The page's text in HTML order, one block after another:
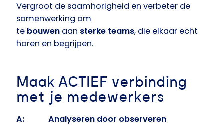
Vergroot de saamhorigheid en verbeter de
samenwerking om
te bouwen aan sterke teams, die elkaar echt
horen en begrijpen.
Maak ACTIEF verbinding
met je medewerkers
A: Analyseren door observeren